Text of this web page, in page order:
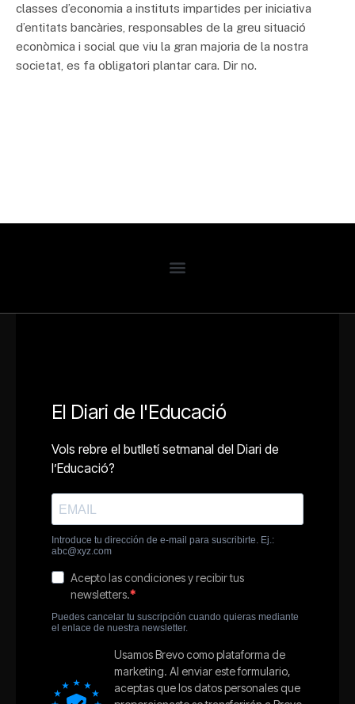
classes d’economia a instituts impartides per iniciativa
d’entitats bancàries, responsables de la greu situació
econòmica i social que viu la gran majoria de la nostra
societat, es fa obligatori plantar cara. Dir no.